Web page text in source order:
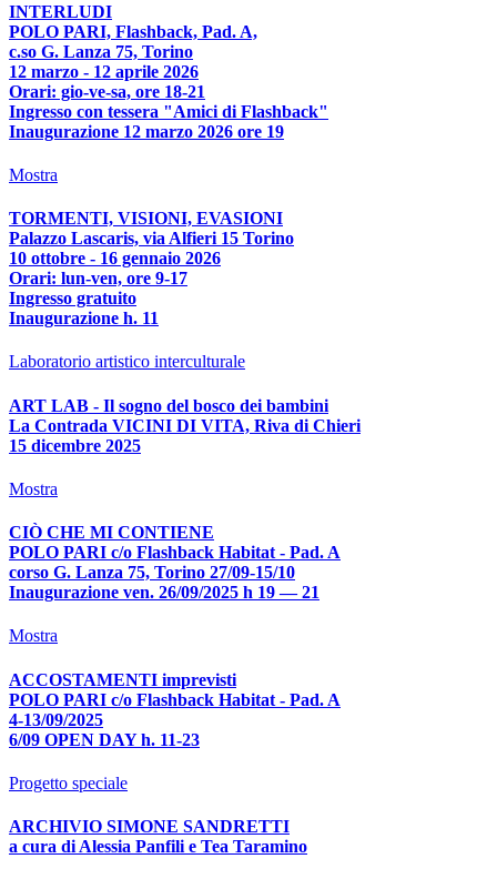
INTERLUDI
POLO PARI, Flashback, Pad. A,
c.so G. Lanza 75, Torino
12 marzo - 12 aprile 2026
Orari: gio-ve-sa, ore 18-21
Ingresso con tessera "Amici di Flashback"
Inaugurazione 12 marzo 2026 ore 19
Mostra
TORMENTI, VISIONI, EVASIONI
Palazzo Lascaris, via Alfieri 15 Torino
10 ottobre - 16 gennaio 2026
Orari: lun-ven, ore 9-17
Ingresso gratuito
Inaugurazione h. 11
Laboratorio artistico interculturale
ART LAB - Il sogno del bosco dei bambini
La Contrada VICINI DI VITA, Riva di Chieri
15 dicembre 2025
Mostra
CIÒ CHE MI CONTIENE
POLO PARI c/o Flashback Habitat - Pad. A
corso G. Lanza 75, Torino 27/09-15/10
Inaugurazione ven. 26/09/2025 h 19 — 21
Mostra
ACCOSTAMENTI imprevisti
POLO PARI c/o Flashback Habitat - Pad. A
4-13/09/2025
6/09 OPEN DAY h. 11-23
Progetto speciale
ARCHIVIO SIMONE SANDRETTI
a cura di Alessia Panfili e Tea Taramino